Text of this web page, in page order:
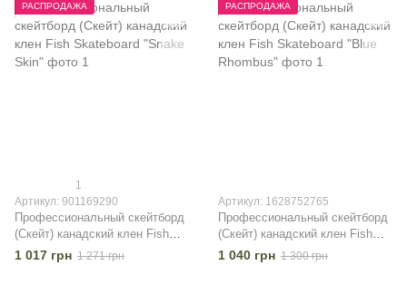
РАСПРОДАЖА
1
Артикул: 901169290
Профессиональный скейтборд
(Скейт) канадский клен Fish
Skateboard "Snake Skin"
1 017 грн 1 271 грн
РАСПРОДАЖА
Артикул: 1628752765
Профессиональный скейтборд
(Скейт) канадский клен Fish
Skateboard "Blue Rhombus"
1 040 грн 1 300 грн